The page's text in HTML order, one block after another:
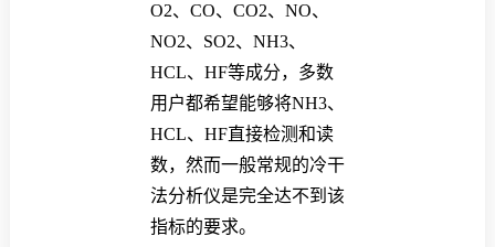
O2、CO、CO2、NO、
NO2、SO2、NH3、
HCL、HF等成分，多数
用户都希望能够将NH3、
HCL、HF直接检测和读
数，然而一般常规的冷干
法分析仪是完全达不到该
指标的要求。